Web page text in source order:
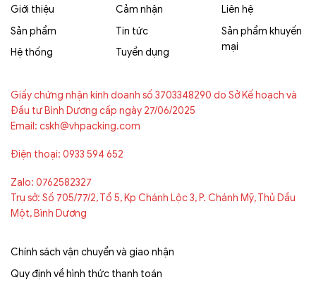
Giới thiệu
Sản phẩm
Hệ thống
Cảm nhận
Tin tức
Tuyển dụng
Liên hệ
Sản phẩm khuyến
mại
Giấy chứng nhận kinh doanh số 3703348290 do Sở Kế hoạch và
Đầu tư Bình Dương cấp ngày 27/06/2025
Email: cskh@vhpacking.com
Điện thoại: 0933 594 652
Zalo: 0762582327
Trụ sở: Số 705/77/2, Tổ 5, Kp Chánh Lộc 3, P. Chánh Mỹ, Thủ Dầu
Một, Bình Dương
Chính sách vận chuyển và giao nhận
Quy định về hình thức thanh toán